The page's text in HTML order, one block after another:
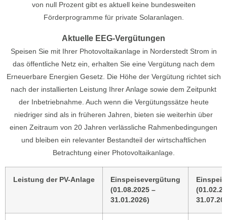
von null Prozent gibt es aktuell keine bundesweiten
Förderprogramme für private Solaranlagen.
Aktuelle EEG-Vergütungen
Speisen Sie mit Ihrer Photovoltaikanlage in Norderstedt Strom in
das öffentliche Netz ein, erhalten Sie eine Vergütung nach dem
Erneuerbare Energien Gesetz. Die Höhe der Vergütung richtet sich
nach der installierten Leistung Ihrer Anlage sowie dem Zeitpunkt
der Inbetriebnahme. Auch wenn die Vergütungssätze heute
niedriger sind als in früheren Jahren, bieten sie weiterhin über
einen Zeitraum von 20 Jahren verlässliche Rahmenbedingungen
und bleiben ein relevanter Bestandteil der wirtschaftlichen
Betrachtung einer Photovoltaikanlage.
Leistung der PV-Anlage
Einspeisevergütung
(01.08.2025 –
31.01.2026)